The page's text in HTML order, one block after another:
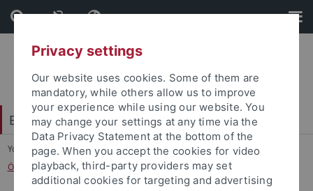
Skip
to
content
Skip
to
footer
Exzellenzstrategie
You are here: Startseite
...
Ökologische Entwicklung Gipsbruch Entringen/Breitenholz
Privacy settings
Our website uses cookies. Some of them are
mandatory, while others allow us to improve
your experience while using our website. You
may change your settings at any time via the
Data Privacy Statement at the bottom of the
page. When you accept the cookies for video
playback, third-party providers may set
additional cookies for targeting and advertising